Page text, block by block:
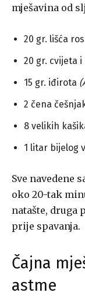
mješavina od
20 gr. lišća
20 gr. cvijeta
15 gr. iđirota
2 čena
8 velikih
1 litar bijelog
Sve navedene
oko 20-tak
natašte, druga
prije spavanja.
Čajna
astme